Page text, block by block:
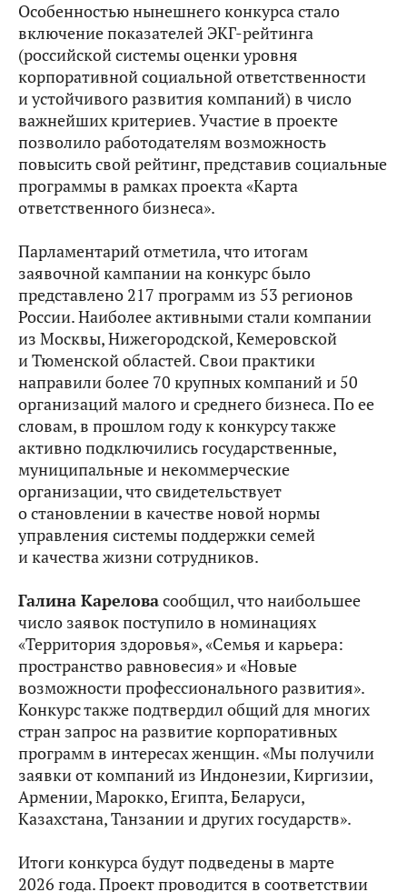
Особенностью нынешнего конкурса стало
включение показателей ЭКГ-рейтинга
(российской системы оценки уровня
корпоративной социальной ответственности
и устойчивого развития компаний) в число
важнейших критериев. Участие в проекте
позволило работодателям возможность
повысить свой рейтинг, представив социальные
программы в рамках проекта «Карта
ответственного бизнеса».
Парламентарий отметила, что итогам
заявочной кампании на конкурс было
представлено 217 программ из 53 регионов
России. Наиболее активными стали компании
из Москвы, Нижегородской, Кемеровской
и Тюменской областей. Свои практики
направили более 70 крупных компаний и 50
организаций малого и среднего бизнеса. По ее
словам, в прошлом году к конкурсу также
активно подключились государственные,
муниципальные и некоммерческие
организации, что свидетельствует
о становлении в качестве новой нормы
управления системы поддержки семей
и качества жизни сотрудников.
Галина Кареловасообщил, что наибольшее
число заявок поступило в номинациях
«Территория здоровья», «Семья и карьера:
пространство равновесия» и «Новые
возможности профессионального развития».
Конкурс также подтвердил общий для многих
стран запрос на развитие корпоративных
программ в интересах женщин. «Мы получили
заявки от компаний из Индонезии, Киргизии,
Армении, Марокко, Египта, Беларуси,
Казахстана, Танзании и других государств».
Итоги конкурса будут подведены в марте
2026 года. Проект проводится в соответствии